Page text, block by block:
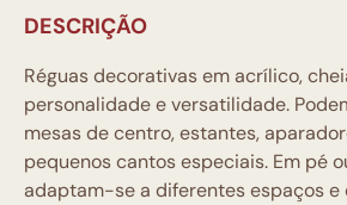
DESCRIÇÃO
Réguas decorativas em acrílico,
personalidade e versatilidade.
mesas de centro, estantes,
pequenos cantos especiais. Em pé
adaptam-se a diferentes espaços e